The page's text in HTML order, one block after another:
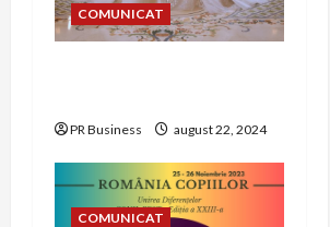
COMUNICAT
PR Business august 22, 2024
COMUNICAT